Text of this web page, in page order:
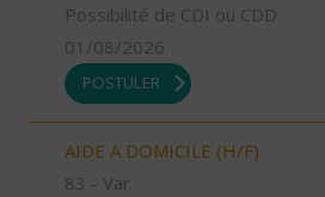
Possibilité de CDI ou CDD
01/08/2026
POSTULER
AIDE A DOMICILE (H/F)
83 - Var